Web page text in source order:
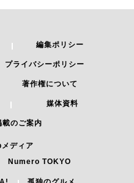
編集ポリシー
プライバシーポリシー
著作権について
媒体資料
のご案内
ディア
Numero TOKYO